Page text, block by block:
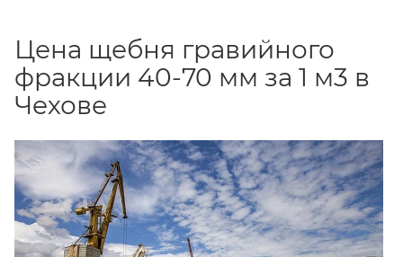
Цена щебня гравийного
фракции 40-70 мм за 1 м3 в
Чехове